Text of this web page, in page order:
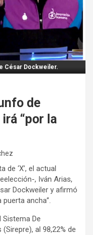
César Dockweiler.
de
“por la
de ‘X’, el actual
, Iván Arias,
Dockweiler y afirmó
puerta ancha”.
De
al 98,22% de